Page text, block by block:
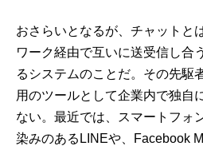
おさらいとなるが、チャットと
ワーク経由で互いに送受信し合
るシステムのことだ。その先駆
用のツールとして企業内で独自
ない。最近では、スマートフォ
染みのあるLINEや、Facebook